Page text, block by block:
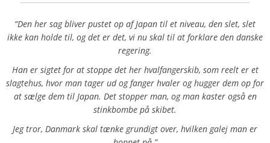
“Den her sag bliver pustet op af Japan til et niveau, den slet, slet
ikke kan holde til, og det er det, vi nu skal til at forklare den danske
regering.
Han er sigtet for at stoppe det her hvalfangerskib, som reelt er et
slagtehus, hvor man tager ud og fanger hvaler og hugger dem op for
at sælge dem til Japan. Det stopper man, og man kaster også en
stinkbombe på skibet.
Jeg tror, Danmark skal tænke grundigt over, hvilken galej man er